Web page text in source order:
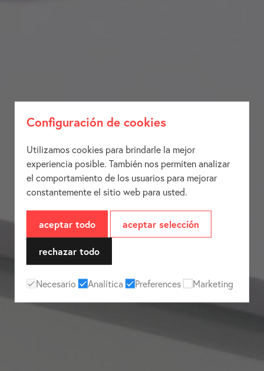
Configuración de cookies
Utilizamos cookies para brindarle la mejor
experiencia posible. También nos permiten analizar
el comportamiento de los usuarios para mejorar
constantemente el sitio web para usted.
aceptar todo aceptar selección
rechazar todo
Necesario Analítica Preferences Marketing